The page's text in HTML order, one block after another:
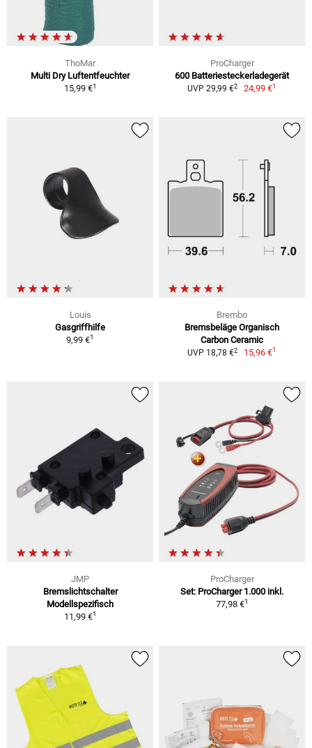
ThoMar
Multi Dry Luftentfeuchter
15,99 €1
ProCharger
600 Batteriesteckerladegerät
UVP 29,99 €2 24,99 €1
Louis
Gasgriffhilfe
9,99 €1
Brembo
Bremsbeläge Organisch
Carbon Ceramic
UVP 18,78 €2 15,96 €1
JMP
Bremslichtschalter
Modellspezifisch
11,99 €1
ProCharger
Set: ProCharger 1.000 inkl.
77,98 €1